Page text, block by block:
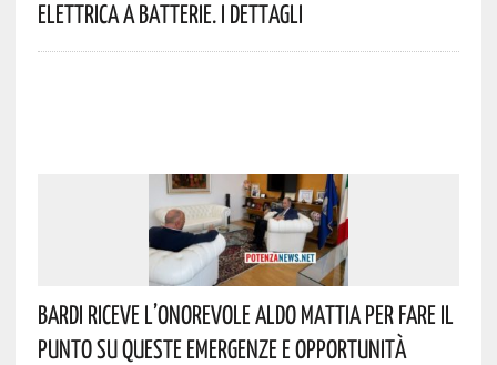
Elettrica A Batterie. I Dettagli
Bardi Riceve L’onorevole Aldo Mattia Per Fare Il
Punto Su Queste Emergenze E Opportunità